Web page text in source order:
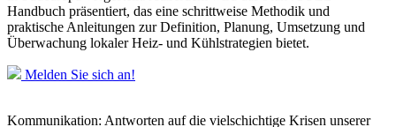
Handbuch präsentiert, das eine schrittweise Methodik und
praktische Anleitungen zur Definition, Planung, Umsetzung und
Überwachung lokaler Heiz- und Kühlstrategien bietet.
Melden Sie sich an!
Kommunikation: Antworten auf die vielschichtige Krisen unserer